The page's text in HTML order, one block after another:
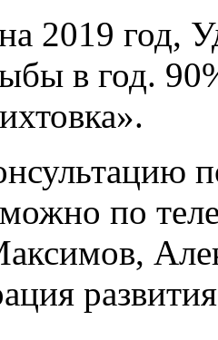
2019 год,
в год.
по